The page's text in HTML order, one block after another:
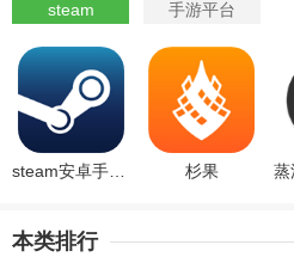
steam 手游平台
杉果
本类排行